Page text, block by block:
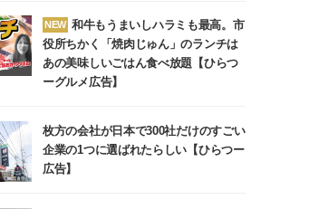
NEW 和牛もうまいしハラミも最高。市
役所ちかく「焼肉じゅん」のランチは
あの美味しいごはん食べ放題【ひらつ
ーグルメ広告】
枚方の会社が日本で300社だけのすごい
企業の1つに選ばれたらしい【ひらつー
広告】